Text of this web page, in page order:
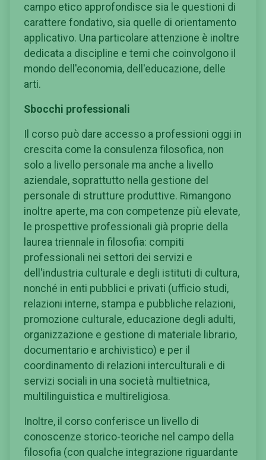
campo etico approfondisce sia le questioni di
carattere fondativo, sia quelle di orientamento
applicativo. Una particolare attenzione è inoltre
dedicata a discipline e temi che coinvolgono il
mondo dell'economia, dell'educazione, delle
arti.
Sbocchi professionali
Il corso può dare accesso a professioni oggi in
crescita come la consulenza filosofica, non
solo a livello personale ma anche a livello
aziendale, soprattutto nella gestione del
personale di strutture produttive. Rimangono
inoltre aperte, ma con competenze più elevate,
le prospettive professionali già proprie della
laurea triennale in filosofia: compiti
professionali nei settori dei servizi e
dell'industria culturale e degli istituti di cultura,
nonché in enti pubblici e privati (ufficio studi,
relazioni interne, stampa e pubbliche relazioni,
promozione culturale, educazione degli adulti,
organizzazione e gestione di materiale librario,
documentario e archivistico) e per il
coordinamento di relazioni interculturali e di
servizi sociali in una società multietnica,
multilinguistica e multireligiosa.
Inoltre, il corso conferisce un livello di
conoscenze storico-teoriche nel campo della
filosofia (con qualche integrazione riguardante